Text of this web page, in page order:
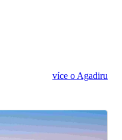
více o Agadiru